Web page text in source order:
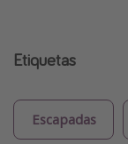
Etiquetas
Escapadas